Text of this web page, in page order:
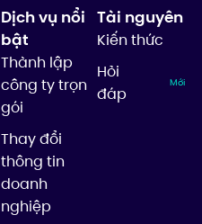
Dịch vụ nổi
bật
Thành lập
công ty trọn
gói
Thay đổi
thông tin
doanh
nghiệp
Tài nguyên
Kiến thức
Hỏi
đáp
Mới